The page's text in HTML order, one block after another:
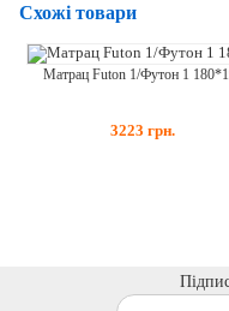
Схожі товари
Матрац Futon 1/Футон 1
3223 грн.